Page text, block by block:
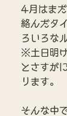
4月はま
絡んだタ
ろいろな
※土日明
とさすが
ります。
そんな中